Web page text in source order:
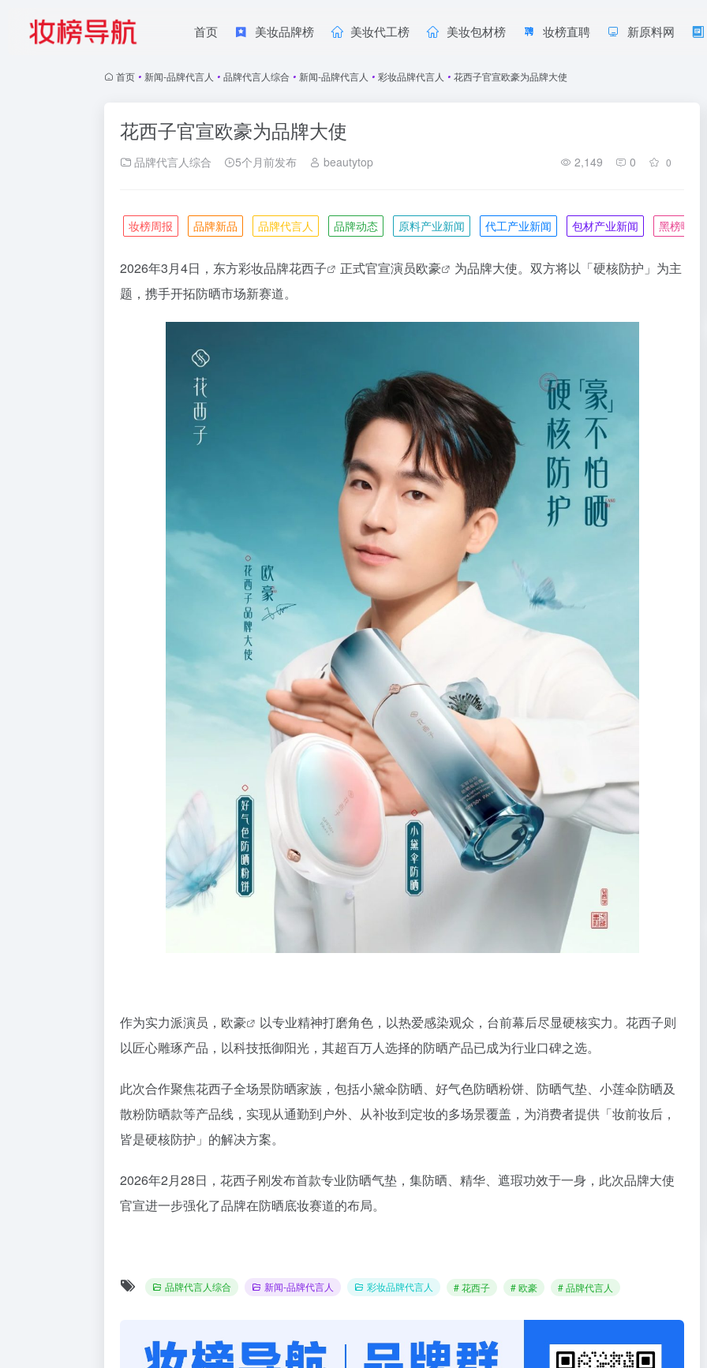
首页 美妆品牌榜 美妆代工榜 美妆包材榜 妆榜直聘 新原料网
首页 • 新闻-品牌代言人 • 品牌代言人综合 • 新闻-品牌代言人 • 彩妆品牌代言人 • 花西子官宣欧豪为品牌大使
花西子官宣欧豪为品牌大使
品牌代言人综合 5个月前发布 beautytop 2,149 0 0
妆榜周报 品牌新品 品牌代言人 品牌动态 原料产业新闻 代工产业新闻 包材产业新闻 黑榜曝光
2026年3月4日，东方彩妆品牌花西子 正式官宣演员欧豪
为品牌大使。双方将以「硬核防护」为主
题，携手开拓防晒市场新赛道。
作为实力派演员， 欧豪
以专业精神打磨角色，以热爱感染观众，台前幕后尽显硬核实力。花西子则
以匠心雕琢产品，以科技抵御阳光，其超百万人选择的防晒产品已成为行业口碑之选。
此次合作聚焦花西子全场景防晒家族，包括小黛伞防晒、好气色防晒粉饼、防晒气垫、小莲伞防晒及
散粉防晒款等产品线，实现从通勤到户外、从补妆到定妆的多场景覆盖，为消费者提供「妆前妆后，
皆是硬核防护」的解决方案。
2026年2月28日，花西子刚发布首款专业防晒气垫，集防晒、精华、遮瑕功效于一身，此次品牌大使
官宣进一步强化了品牌在防晒底妆赛道的布局。
品牌代言人综合 新闻-品牌代言人 彩妆品牌代言人 # 花西子 # 欧豪 # 品牌代言人